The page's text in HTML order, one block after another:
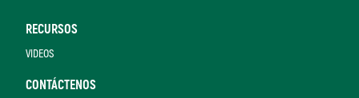
RECURSOS
VIDEOS
CONTÁCTENOS